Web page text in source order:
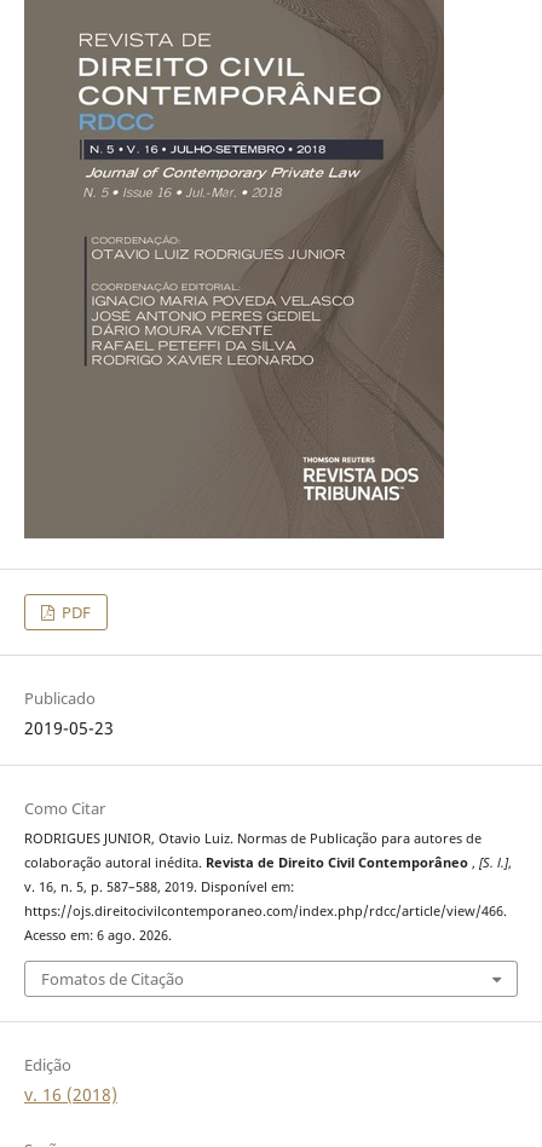
PDF
Publicado
2019-05-23
Como Citar
RODRIGUES JUNIOR, Otavio Luiz. Normas de Publicação para autores de
colaboração autoral inédita. Revista de Direito Civil Contemporâneo , [S. l.],
v. 16, n. 5, p. 587–588, 2019. Disponível em:
https://ojs.direitocivilcontemporaneo.com/index.php/rdcc/article/view/466.
Acesso em: 6 ago. 2026.
Fomatos de Citação
Edição
v. 16 (2018)